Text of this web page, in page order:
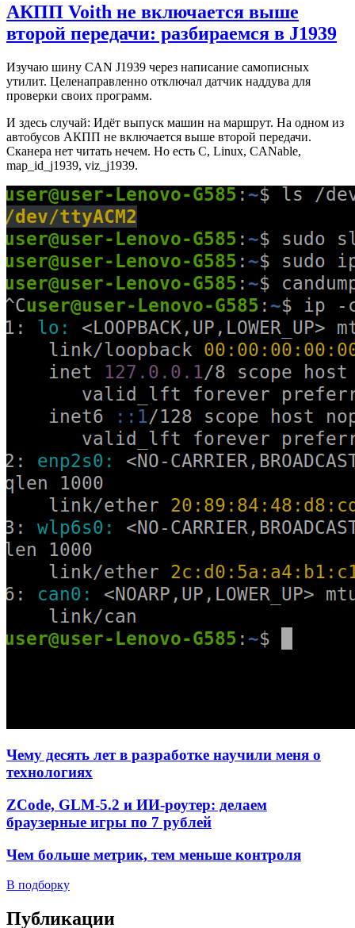
АКПП Voith не включается выше
второй передачи: разбираемся в J1939
Изучаю шину CAN J1939 через написание самописных
утилит. Целенаправленно отключал датчик наддува для
проверки своих программ.
И здесь случай: Идёт выпуск машин на маршрут. На одном из
автобусов АКПП не включается выше второй передачи.
Сканера нет читать нечем. Но есть C, Linux, CANable,
map_id_j1939, viz_j1939.
Чему десять лет в разработке научили меня о
технологиях
ZCode, GLM-5.2 и ИИ-роутер: делаем
браузерные игры по 7 рублей
Чем больше метрик, тем меньше контроля
В подборку
Публикации